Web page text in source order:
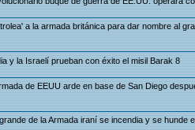
a la armada británica para dar nombre al
y la Israelí prueban con éxito el misil Barak 8
de EEUU arde en base de San Diego
de la Armada iraní se incendia y se hunde